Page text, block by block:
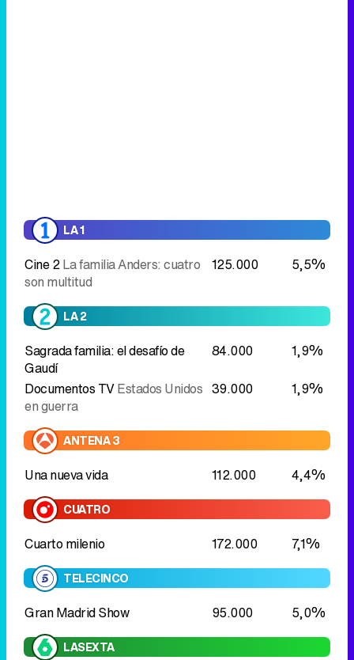
LA 1
Cine 2La familia Anders: cuatro
son multitud
125.000 5,5%
LA 2
Sagrada familia: el desafío de
Gaudí
84.000
1,9%
Documentos TVEstados Unidos
en guerra
39.000 1,9%
ANTENA 3
Una nueva vida 112.000 4,4%
CUATRO
Cuarto milenio 172.000 7,1%
TELECINCO
Gran Madrid Show 95.000 5,0%
LASEXTA